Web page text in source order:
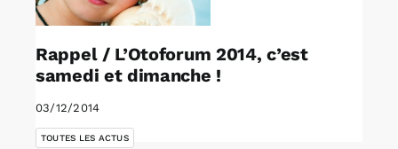
Rappel / L’Otoforum 2014, c’est
samedi et dimanche !
03/12/2014
TOUTES LES ACTUS